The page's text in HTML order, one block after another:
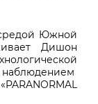
Южной
Дишон